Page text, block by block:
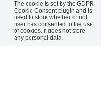
The cookie is set by the GDPR
Cookie Consent plugin and is
used to store whether or not
user has consented to the use
of cookies. It does not store
any personal data.